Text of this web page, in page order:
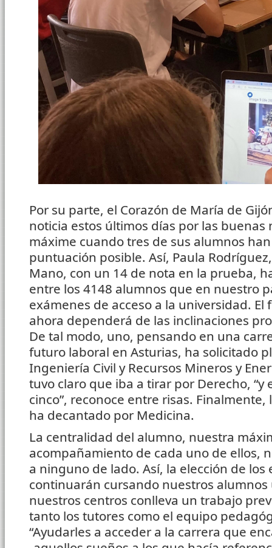
Por su parte, el Corazón de María de
noticia estos últimos días por las buenas
máxime cuando tres de sus alumnos
puntuación posible. Así, Paula
Mano, con un 14 de nota en la prueba,
entre los 4148 alumnos que en nuestro
exámenes de acceso a la universidad.
ahora dependerá de las inclinaciones
De tal modo, uno, pensando en una
futuro laboral en Asturias, ha solicitado
Ingeniería Civil y Recursos Mineros y
tuvo claro que iba a tirar por Derecho, “y
cinco”, reconoce entre risas.
ha decantado por Medicina.
La centralidad del alumno, nuestra
acompañamiento de cada uno de ellos,
a ninguno de lado. Así, la elección de
continuarán cursando nuestros alumnos
nuestros centros conlleva un trabajo
tanto los tutores como el equipo
“Ayudarles a acceder a la carrera que